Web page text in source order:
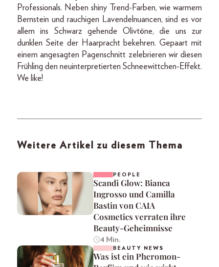
Professionals. Neben shiny Trend-Farben, wie warmem
Bernstein und rauchigen Lavendelnuancen, sind es vor
allem ins Schwarz gehende Olivtöne, die uns zur
dunklen Seite der Haarpracht bekehren. Gepaart mit
einem angesagten Pagenschnitt zelebrieren wir diesen
Frühling den neuinterpretierten Schneewittchen-Effekt.
We like!
Weitere Artikel zu diesem Thema
PEOPLE
Scandi Glow: Bianca
Ingrosso und Camilla
Bastin von CAIA
Cosmetics verraten ihre
Beauty-Geheimnisse
4 Min.
BEAUTY NEWS
Was ist ein Pheromon-